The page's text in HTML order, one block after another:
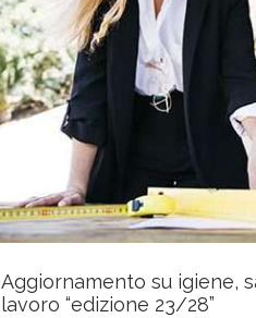
Aggiornamento su igiene,
lavoro “edizione 23/28”